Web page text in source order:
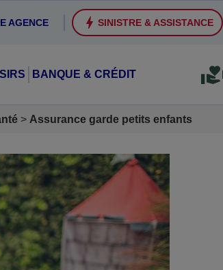
SINISTRE & ASSISTANCE
AGENCE
BANQUE & CRÉDIT
Assurance garde petits enfants